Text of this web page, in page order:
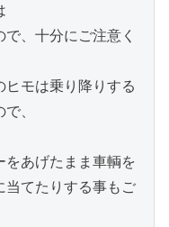
、十分にご注意く
ヒモは乗り降りする
、
をあげたまま車輌を
当てたりする事もご